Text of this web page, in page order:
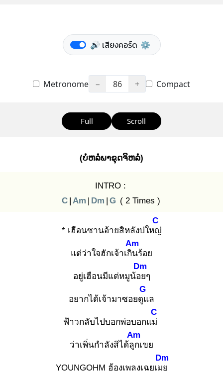
🔊 เสียงคอร์ด ⚙️
Metronome − 86 + Compact
Full Scroll
(ບໍ່ຫລໍ່ພາຂຸດຈິຫລໍ່)
INTRO :
C | Am | Dm | G ( 2 Times )
* เฮือนซานอ้ายสิหลังบ่ใหญ่
C
แต่ว่าใจฮักเจ้าเกิน
Am
ร้อย
อยู่เฮือนมีแต่หมูน้อย
Dm
ๆ
อยากได้เจ้ามาซอยดูแ
G
ล
ฟ้าวกลับไปบอกพ่อบอกแม่
C
ว่าเพิ่นกำลังสิได้ลูก
Am
เขย
YOUNGOHM ฮ้องเพลงเฉยเมย
Dm